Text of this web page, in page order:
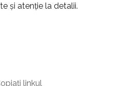
și atenție la detalii.
linkul